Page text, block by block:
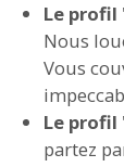
Le profil
Nous
Vous
Le
partez